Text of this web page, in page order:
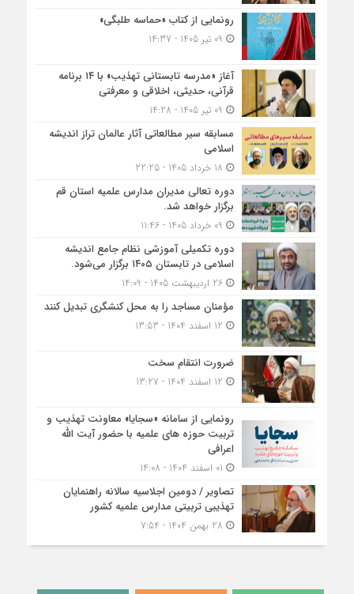
رونمایی از کتاب «حماسه طلبگی»
آغاز «مدرسه تابستانی تهذیب» با ۱۴ برنامه
قرآنی، حدیثی، اخلاقی و معرفتی
مسابقه سیر مطالعاتی آثار عالمان تراز اندیشه
اسلامی
دوره تعالی مدیران مدارس علمیه استان قم
برگزار خواهد شد.
دوره تکمیلی آموزشی نظام جامع اندیشه
اسلامی در تابستان ۱۴۰۵ برگزار می‌شود.
26 اردیبهشت 1405 - 14:09
مؤمنان مساجد را به محل کنشگری تبدیل کنند
ضرورت انتقام سخت
رونمایی از سامانه «سجایا» معاونت تهذیب و
تربیت حوزه‌ های علمیه با حضور آیت الله
اعرافی
تصاویر / دومین اجلاسیه سالانه راهنمایان
تهذیبی تربیتی مدارس علمیه کشور